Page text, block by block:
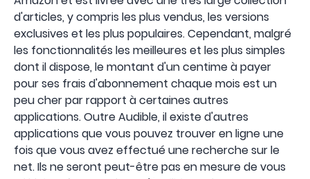
d'articles, y compris les plus vendus, les versions
exclusives et les plus populaires. Cependant, malgré
les fonctionnalités les meilleures et les plus simples
dont il dispose, le montant d'un centime à payer
pour ses frais d'abonnement chaque mois est un
peu cher par rapport à certaines autres
applications. Outre Audible, il existe d'autres
applications que vous pouvez trouver en ligne une
fois que vous avez effectué une recherche sur le
net. Ils ne seront peut-être pas en mesure de vous